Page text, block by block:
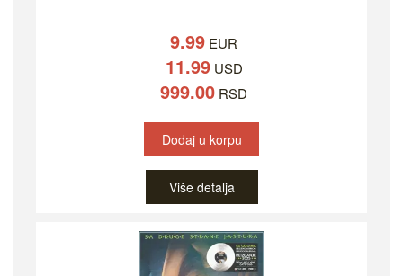
9.99 EUR
11.99USD
999.00 RSD
Dodaj u korpu
Više detalja